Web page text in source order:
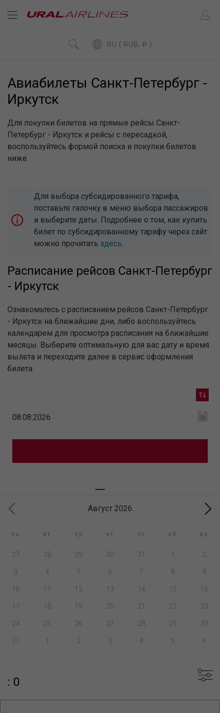
RU ( RUB, ₽ )
Авиабилеты Санкт-Петербург -
Иркутск
Для покупки билетов на прямые рейсы Санкт-
Петербург - Иркутск и рейсы с пересадкой,
воспользуйтесь формой поиска и покупки билетов
ниже.
Для выбора субсидированного тарифа,
поставьте галочку в меню выбора пассажиров
и выберите даты. Подробнее о том, как купить
билет по субсидированному тарифу через сайт
можно прочитать здесь.
Расписание рейсов Санкт-Петербург
- Иркутск
Ознакомьтесь с расписанием рейсов Санкт-Петербург
- Иркутск на ближайшие дни, либо воспользуйтесь
календарем для просмотра расписания на ближайшие
месяцы. Выберите оптимальную для вас дату и время
вылета и переходите далее в сервис оформления
билета.
Август 2026
пн вт ср чт пт сб вс
27 28 29 30 31 1 2
3 4 5 6 7 8 9
10 11 12 13 14 15 16
17 18 19 20 21 22 23
24 25 26 27 28 29 30
31 1 2 3 4 5 6
: 0